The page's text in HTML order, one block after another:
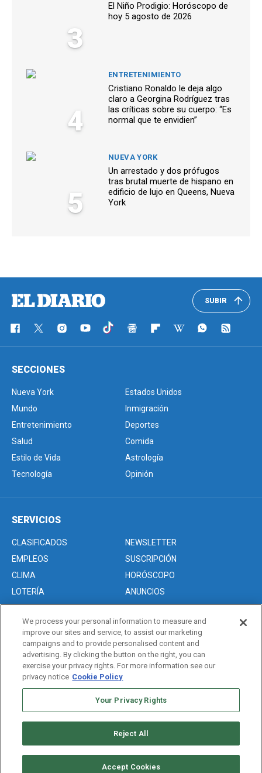
3
El Niño Prodigio: Horóscopo de
hoy 5 agosto de 2026
4
ENTRETENIMIENTO
Cristiano Ronaldo le deja algo
claro a Georgina Rodríguez tras
las críticas sobre su cuerpo: “Es
normal que te envidien”
5
NUEVA YORK
Un arrestado y dos prófugos
tras brutal muerte de hispano en
edificio de lujo en Queens, Nueva
York
SUBIR
SECCIONES
Nueva York
Estados Unidos
Mundo
Inmigración
Entretenimiento
Deportes
Salud
Comida
Estilo de Vida
Astrología
Tecnología
Opinión
SERVICIOS
CLASIFICADOS
NEWSLETTER
EMPLEOS
SUSCRIPCIÓN
CLIMA
HORÓSCOPO
LOTERÍA
ANUNCIOS
Acerca de nosotros
Advertise with Us/Anuncios
Politica de Privacidad
Editorial Guidelines
We process your personal information to measure and
improve our sites and service, to assist our marketing
campaigns and to provide personalised content and
advertising. By clicking the button on the right, you can
exercise your privacy rights. For more information see our
privacy notice Cookie Policy
Your Privacy Rights
Reject All
Accept Cookies